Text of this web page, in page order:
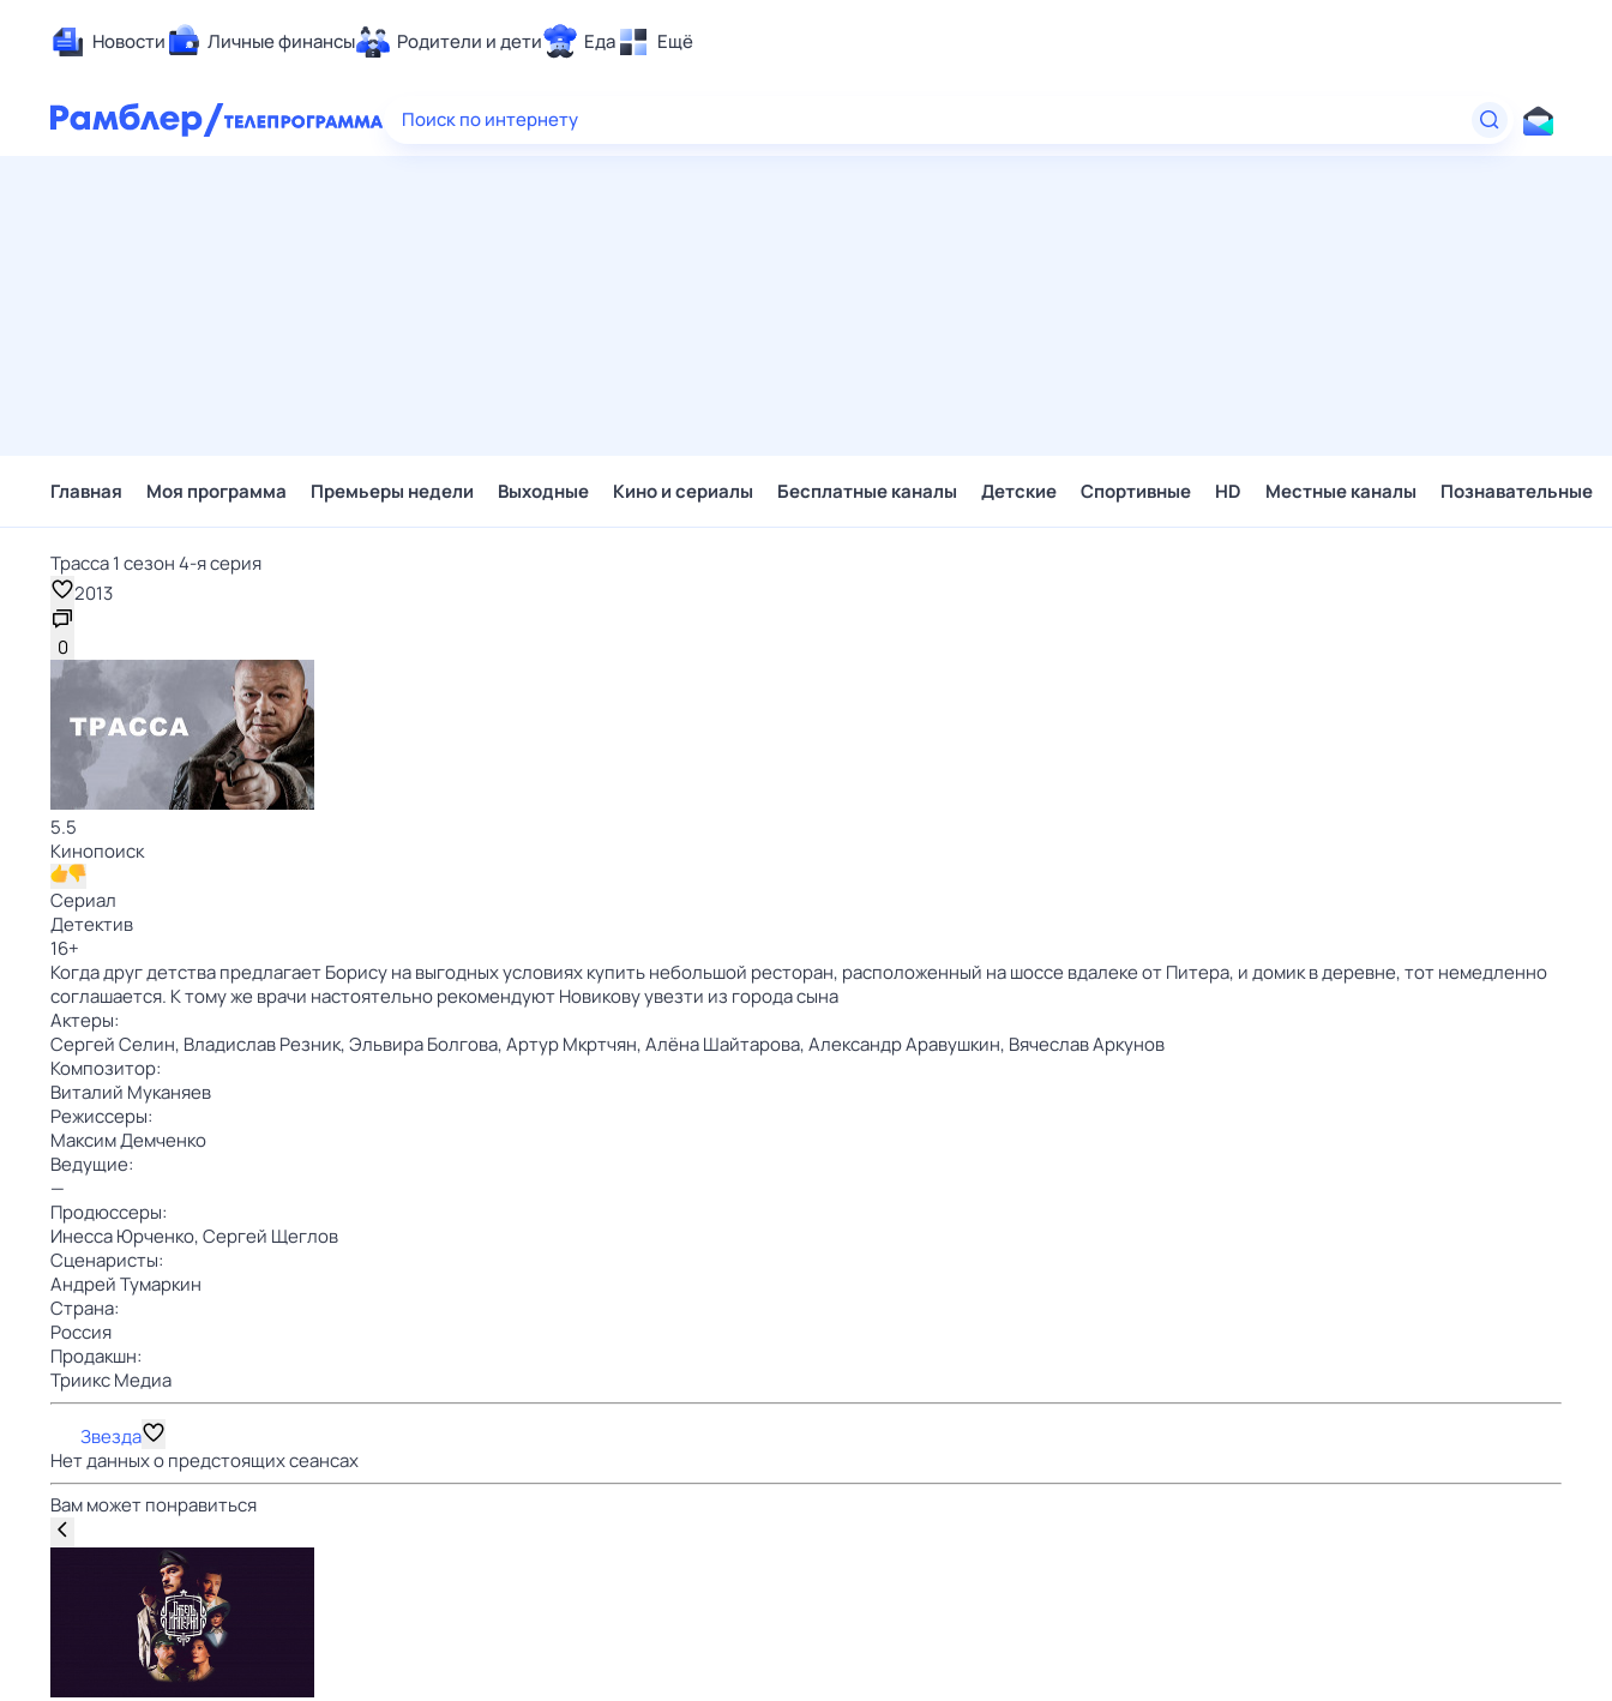
Новости Личные финансы Родители и дети Еда Ещё
Здоровье
Поиск по интернету
Главная Моя программа Премьеры недели Выходные Кино и сериалы Бесплатные каналы Детские Спортивные HD Местные каналы Познавательные
Трасса 1 сезон 4-я серия
2013
0
5.5
Кинопоиск
Сериал
Детектив
16+
Когда друг детства предлагает Борису на выгодных условиях купить небольшой ресторан, расположенный на шоссе вдалеке от Питера, и домик в деревне, тот немедленно
соглашается. К тому же врачи настоятельно рекомендуют Новикову увезти из города сына
Актеры:
Сергей Селин, Владислав Резник,Эльвира Болгова,Артур Мкртчян,Алёна Шайтарова,Александр Аравушкин, Вячеслав Аркунов
Композитор:
Виталий Муканяев
Режиссеры:
Максим Демченко
Ведущие:
—
Продюссеры:
Инесса Юрченко,Сергей Щеглов
Сценаристы:
Андрей Тумаркин
Страна:
Россия
Продакшн:
Триикс Медиа
Звезда
Нет данных о предстоящих сеансах
Вам может понравиться